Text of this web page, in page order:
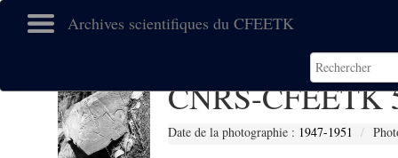
Archives scientifiques du CFEETK
CNRS-CFEETK
Date de la photographie : 1947-1951